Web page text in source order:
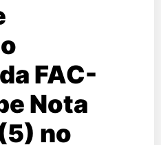
FAC-
Nota
no